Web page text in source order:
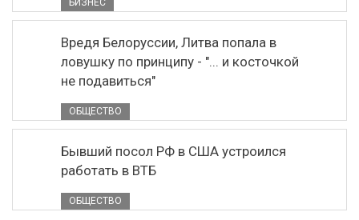
БИЗНЕС
Вредя Белоруссии, Литва попала в
ловушку по принципу - "... и косточкой
не подавиться"
ОБЩЕСТВО
Бывший посол РФ в США устроился
работать в ВТБ
ОБЩЕСТВО